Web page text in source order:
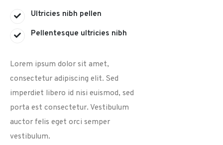
Ultricies nibh pellen
Pellentesque ultricies nibh
Lorem ipsum dolor sit amet,
consectetur adipiscing elit. Sed
imperdiet libero id nisi euismod, sed
porta est consectetur. Vestibulum
auctor felis eget orci semper
vestibulum.